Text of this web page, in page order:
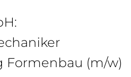
Formenbau (m/w)